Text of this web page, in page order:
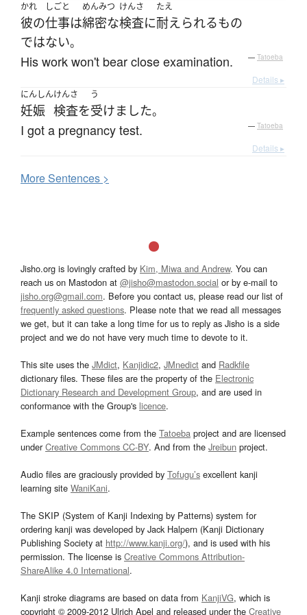
かれ
彼の
しごと
仕事は
めんみつ
綿密な
けんさ
検査に
たえ
耐えられるもの
ではない。
His work won't bear close examination. — Tatoeba
Details ▸
にんしん
妊娠
けんさ
検査を
う
受けました。
I got a pregnancy test. — Tatoeba
Details ▸
MoreSentences >
Jisho.org is lovingly crafted by Kim, Miwa and Andrew. You can
reach us on Mastodon at @jisho@mastodon.social or by e-mail to
jisho.org@gmail.com. Before you contact us, please read our list of
frequently asked questions. Please note that we read all messages
we get, but it can take a long time for us to reply as Jisho is a side
project and we do not have very much time to devote to it.
This site uses the JMdict, Kanjidic2, JMnedict and Radkfile
dictionary files. These files are the property of the Electronic
Dictionary Research and Development Group, and are used in
conformance with the Group's licence.
Example sentences come from the Tatoeba project and are licensed
underCreative Commons CC-BY. And from the Jreibun project.
Audio files are graciously provided by Tofugu’s excellent kanji
learning site WaniKani.
The SKIP (System of Kanji Indexing by Patterns) system for
ordering kanji was developed by Jack Halpern (Kanji Dictionary
Publishing Society at http://www.kanji.org/), and is used with his
permission. The license is Creative Commons Attribution-
ShareAlike 4.0 International.
Kanji stroke diagrams are based on data from KanjiVG, which is
copyright © 2009-2012 Ulrich Apel and released under the Creative